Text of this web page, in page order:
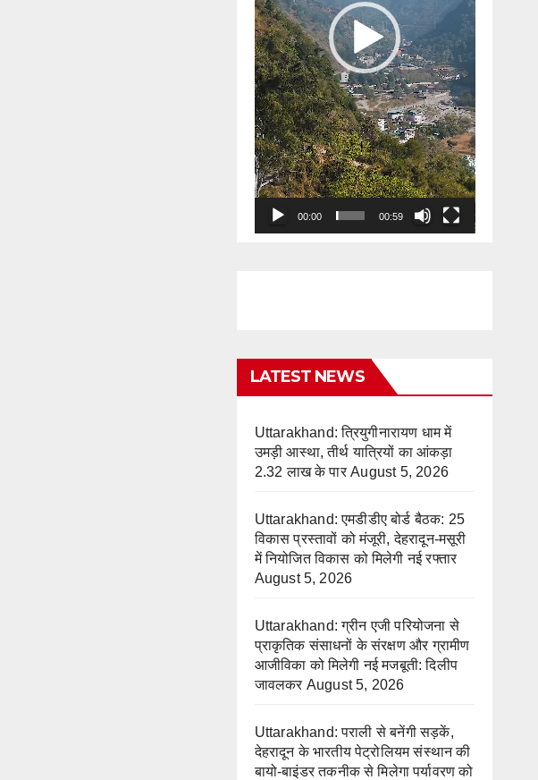
00:00 00:59
LATEST NEWS
Uttarakhand: त्रियुगीनारायण धाम में
उमड़ी आस्था, तीर्थ यात्रियों का आंकड़ा
2.32 लाख के पार August 5, 2026
Uttarakhand: एमडीडीए बोर्ड बैठक: 25
विकास प्रस्तावों को मंजूरी, देहरादून-मसूरी
में नियोजित विकास को मिलेगी नई रफ्तार
August 5, 2026
Uttarakhand: ग्रीन एजी परियोजना से
प्राकृतिक संसाधनों के संरक्षण और ग्रामीण
आजीविका को मिलेगी नई मजबूती: दिलीप
जावलकर August 5, 2026
Uttarakhand: पराली से बनेंगी सड़कें,
देहरादून के भारतीय पेट्रोलियम संस्थान की
बायो-बाइंडर तकनीक से मिलेगा पर्यावरण को